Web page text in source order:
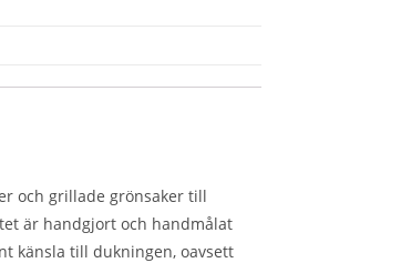
och grillade grönsaker till
är handgjort och handmålat
känsla till dukningen, oavsett